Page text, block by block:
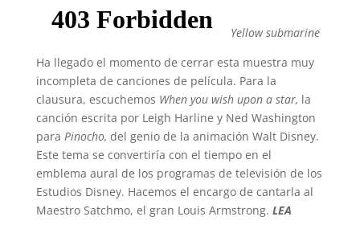
Yellow submarine
Ha llegado el momento de cerrar esta muestra muy
incompleta de canciones de película. Para la
clausura, escuchemos When you wish upon a star, la
canción escrita por Leigh Harline y Ned Washington
para Pinocho, del genio de la animación Walt Disney.
Este tema se convertiría con el tiempo en el
emblema aural de los programas de televisión de los
Estudios Disney. Hacemos el encargo de cantarla al
Maestro Satchmo, el gran Louis Armstrong. LEA